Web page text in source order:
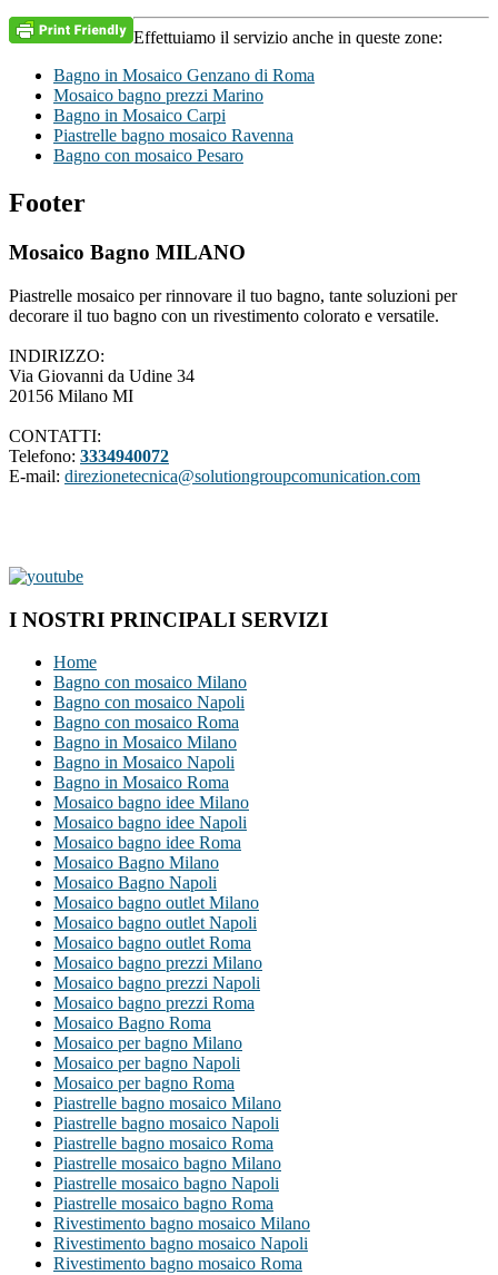
Effettuiamo il servizio anche in queste zone:
Bagno in Mosaico Genzano di Roma
Mosaico bagno prezzi Marino
Bagno in Mosaico Carpi
Piastrelle bagno mosaico Ravenna
Bagno con mosaico Pesaro
Footer
Mosaico Bagno MILANO
Piastrelle mosaico per rinnovare il tuo bagno, tante soluzioni per
decorare il tuo bagno con un rivestimento colorato e versatile.
INDIRIZZO:
Via Giovanni da Udine 34
20156 Milano MI
CONTATTI:
Telefono: 3334940072
E-mail: direzionetecnica@solutiongroupcomunication.com
I NOSTRI PRINCIPALI SERVIZI
Home
Bagno con mosaico Milano
Bagno con mosaico Napoli
Bagno con mosaico Roma
Bagno in Mosaico Milano
Bagno in Mosaico Napoli
Bagno in Mosaico Roma
Mosaico bagno idee Milano
Mosaico bagno idee Napoli
Mosaico bagno idee Roma
Mosaico Bagno Milano
Mosaico Bagno Napoli
Mosaico bagno outlet Milano
Mosaico bagno outlet Napoli
Mosaico bagno outlet Roma
Mosaico bagno prezzi Milano
Mosaico bagno prezzi Napoli
Mosaico bagno prezzi Roma
Mosaico Bagno Roma
Mosaico per bagno Milano
Mosaico per bagno Napoli
Mosaico per bagno Roma
Piastrelle bagno mosaico Milano
Piastrelle bagno mosaico Napoli
Piastrelle bagno mosaico Roma
Piastrelle mosaico bagno Milano
Piastrelle mosaico bagno Napoli
Piastrelle mosaico bagno Roma
Rivestimento bagno mosaico Milano
Rivestimento bagno mosaico Napoli
Rivestimento bagno mosaico Roma